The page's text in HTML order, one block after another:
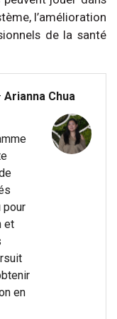
l’amélioration
de la santé
Arianna Chua
pour
et
en